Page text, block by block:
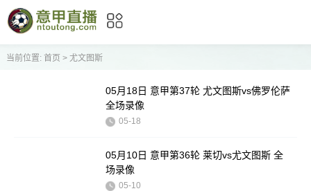
当前位置: 首页 > 尤文图斯
05月18日 意甲第37轮 尤文图斯vs佛罗伦萨
全场录像
05-18
05月10日 意甲第36轮 莱切vs尤文图斯 全
场录像
05-10